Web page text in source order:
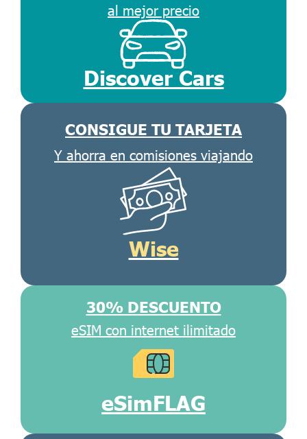
al mejor precio
Discover Cars
CONSIGUE TU TARJETA
Y ahorra en comisiones viajando
Wise
30% DESCUENTO
eSIM con internet ilimitado
eSimFLAG